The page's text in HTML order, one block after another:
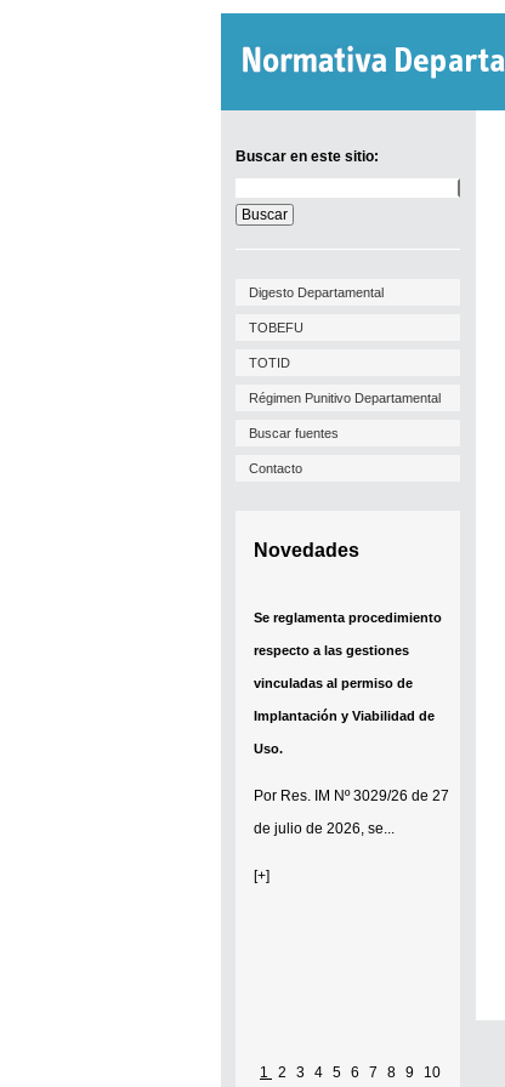
Buscar en este sitio:
en
este
sitio:
Digesto Departamental
TOBEFU
TOTID
Régimen Punitivo Departamental
Buscar fuentes
Contacto
Novedades
Se reglamenta procedimiento
respecto a las gestiones
vinculadas al permiso de
Implantación y Viabilidad de
Uso.
Por Res. IM Nº 3029/26 de 27
de julio de 2026, se...
[+]
1 2 3 4 5 6 7 8 9 10